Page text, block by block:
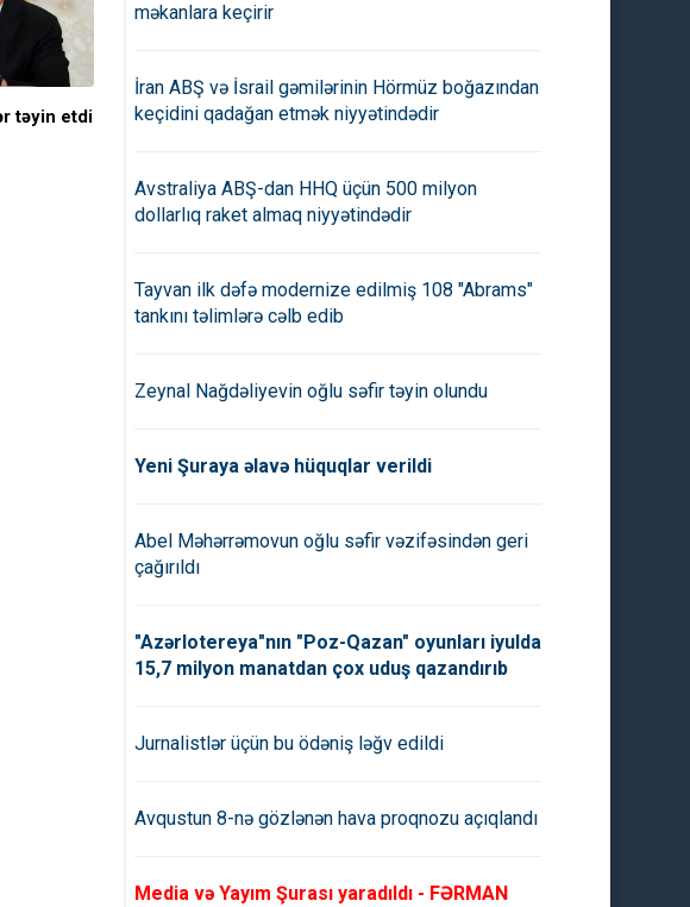
təyin etdi
Ərdoğan Xəzər İbrahimi qəbul
Azərbaycanın Yunanıstandakı
məkanlara keçirir
İran ABŞ və İsrail gəmilərinin Hörmüz boğazından
keçidini qadağan etmək niyyətindədir
Avstraliya ABŞ-dan HHQ üçün 500 milyon
dollarlıq raket almaq niyyətindədir
Tayvan ilk dəfə modernize edilmiş 108 "Abrams"
tankını təlimlərə cəlb edib
Zeynal Nağdəliyevin oğlu səfir təyin olundu
Yeni Şuraya əlavə hüquqlar verildi
Abel Məhərrəmovun oğlu səfir vəzifəsindən geri
çağırıldı
"Azərlotereya"nın "Poz-Qazan" oyunları iyulda
15,7 milyon manatdan çox uduş qazandırıb
Jurnalistlər üçün bu ödəniş ləğv edildi
Avqustun 8-nə gözlənən hava proqnozu açıqlandı
Media və Yayım Şurası yaradıldı - FƏRMAN